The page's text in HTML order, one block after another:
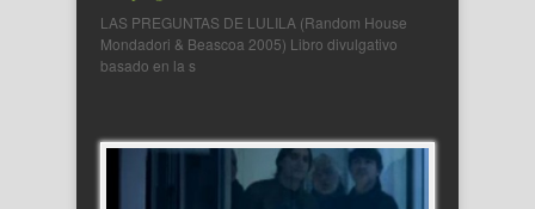
LAS PREGUNTAS DE LULILA (Random House
Mondadori & Beascoa 2005) Libro divulgativo
basado en la s